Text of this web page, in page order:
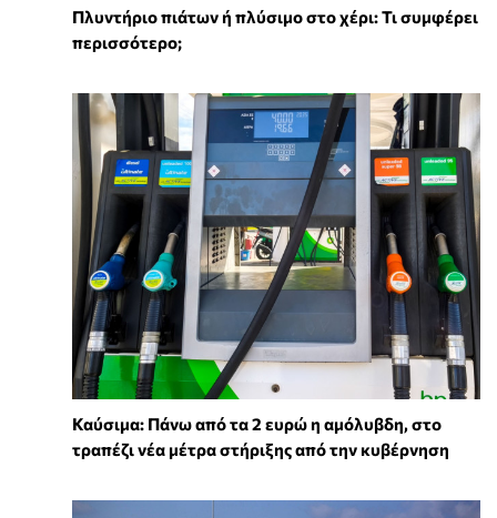
Πλυντήριο πιάτων ή πλύσιμο στο χέρι: Τι συμφέρει
περισσότερο;
Καύσιμα: Πάνω από τα 2 ευρώ η αμόλυβδη, στο
τραπέζι νέα μέτρα στήριξης από την κυβέρνηση